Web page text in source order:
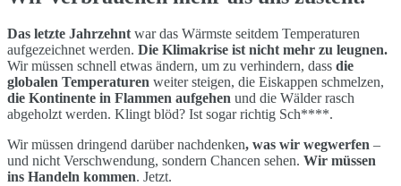
Das letzte Jahrzehntwar das Wärmste seitdem Temperaturen
aufgezeichnet werden. Die Klimakrise ist nicht mehr zu leugnen.
Wir müssen schnell etwas ändern, um zu verhindern, dass die
globalen Temperaturen weiter steigen, die Eiskappen schmelzen,
die Kontinente in Flammen aufgehen und die Wälder rasch
abgeholzt werden. Klingt blöd? Ist sogar richtig Sch****.
Wir müssen dringend darüber nachdenken, was wir wegwerfen –
und nicht Verschwendung, sondern Chancen sehen. Wir müssen
ins Handeln kommen. Jetzt.